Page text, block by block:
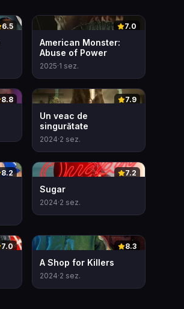
6.5 0 7.0
American Monster:
Abuse of Power
2025·1 sez.
8.8 0 7.9
Un veac de
singurătate
2024·2 sez.
8.2 0 7.2
Sugar
2024·2 sez.
7.0 0 8.3
A Shop for Killers
2024·2 sez.